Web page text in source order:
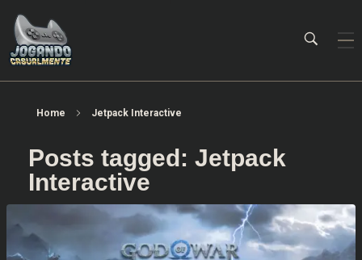
Home Jetpack Interactive
Posts tagged: Jetpack
Interactive